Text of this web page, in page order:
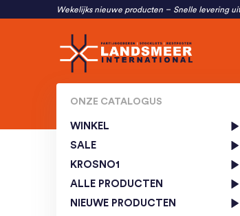
Wekelijks nieuwe producten Snelle levering
ONZE CATALOGUS
WINKEL
SALE
KROSNO1
ALLE PRODUCTEN
NIEUWE PRODUCTEN